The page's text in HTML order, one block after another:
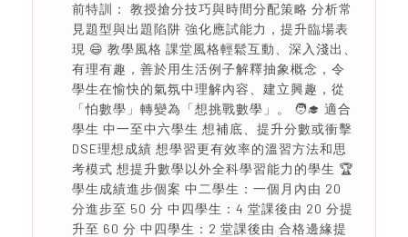
前特訓： 教授搶分技巧與時間分配策略 分析常
見題型與出題陷阱 強化應試能力，提升臨場表
現 😄 教學風格 課堂風格輕鬆互動、深入淺出、
有理有趣，善於用生活例子解釋抽象概念，令
學生在愉快的氣氛中理解內容、建立興趣，從
「怕數學」轉變為「想挑戰數學」。 🧑‍🎓 適合
學生 中一至中六學生 想補底、提升分數或衝擊
DSE理想成績 想學習更有效率的溫習方法和思
考模式 想提升數學以外全科學習能力的學生 🏆
學生成績進步個案 中二學生：一個月內由 20
分進步至 50 分 中四學生：4 堂課後由 20 分提
升至 60 分 中四學生：2 堂課後由 合格邊緣提